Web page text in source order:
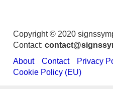
Copyright © 2020
Contact:
About
Contact Privacy
Cookie Policy (EU)